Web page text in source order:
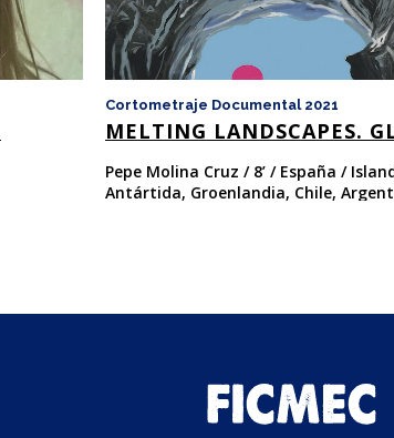
Cortometraje Documental 2021
MELTING LANDSCAPES.
Pepe Molina Cruz / 8’ / España /
Antártida, Groenlandia, Chile,